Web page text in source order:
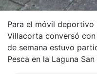
Para el móvil deportivo
Villacorta conversó
de semana estuvo
Pesca en la Laguna San